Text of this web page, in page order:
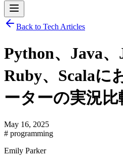
Back to Tech Articles
Python、Java、
Ruby、Scalaに
ーターの実況比
May 16, 2025
# programming
Emily Parker